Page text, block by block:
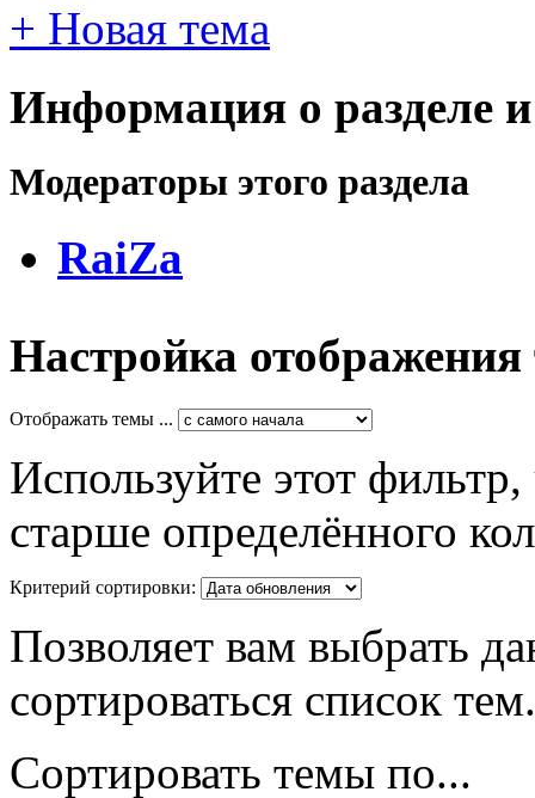
+ Новая тема
Информация о разделе
Модераторы этого раздела
RaiZa
Настройка отображения
Отображать темы ...
Используйте этот
старше определённого
Критерий сортировки:
Позволяет вам выбрать
сортироваться список тем.
Сортировать темы по...